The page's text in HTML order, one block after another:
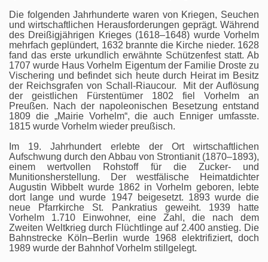
Die folgenden Jahrhunderte waren von Kriegen, Seuchen
und wirtschaftlichen Herausforderungen geprägt. Während
des Dreißigjährigen Krieges (1618–1648) wurde Vorhelm
mehrfach geplündert, 1632 brannte die Kirche nieder. 1628
fand das erste urkundlich erwähnte Schützenfest statt. Ab
1707 wurde Haus Vorhelm Eigentum der Familie Droste zu
Vischering und befindet sich heute durch Heirat im Besitz
der Reichsgrafen von Schall-Riaucour. Mit der Auflösung
der geistlichen Fürstentümer 1802 fiel Vorhelm an
Preußen. Nach der napoleonischen Besetzung entstand
1809 die „Mairie Vorhelm“, die auch Enniger umfasste.
1815 wurde Vorhelm wieder preußisch.
Im 19. Jahrhundert erlebte der Ort wirtschaftlichen
Aufschwung durch den Abbau von Strontianit (1870–1893),
einem wertvollen Rohstoff für die Zucker- und
Munitionsherstellung. Der westfälische Heimatdichter
Augustin Wibbelt wurde 1862 in Vorhelm geboren, lebte
dort lange und wurde 1947 beigesetzt. 1893 wurde die
neue Pfarrkirche St. Pankratius geweiht. 1939 hatte
Vorhelm 1.710 Einwohner, eine Zahl, die nach dem
Zweiten Weltkrieg durch Flüchtlinge auf 2.400 anstieg. Die
Bahnstrecke Köln–Berlin wurde 1968 elektrifiziert, doch
1989 wurde der Bahnhof Vorhelm stillgelegt.